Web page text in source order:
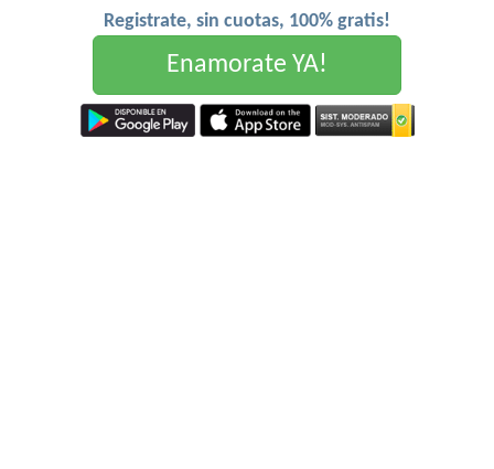
Registrate, sin cuotas, 100% gratis!
Enamorate YA!